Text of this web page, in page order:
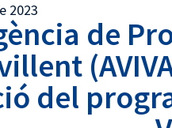
2023
de
del